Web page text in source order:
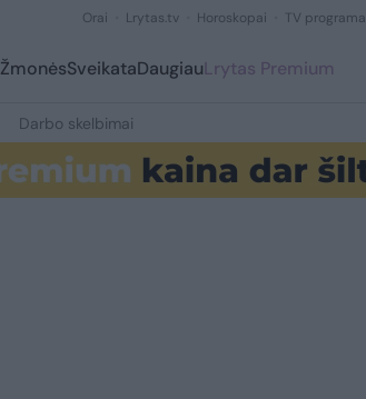
Orai Lrytas.tv Horoskopai TV programa
ŽmonėsSveikataDaugiauLrytas Premium
Darbo skelbimai